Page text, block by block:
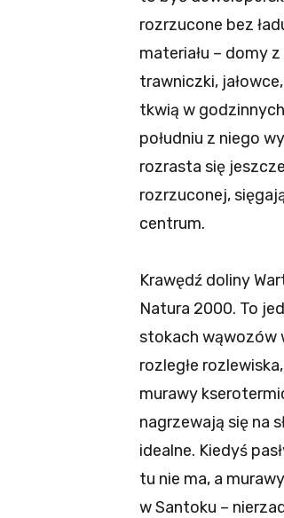
rozrzucone bez
materiału – domy
trawniczki,
tkwią w
południu z niego
rozrasta się
rozrzuconej,
centrum.
Krawędź doliny
Natura 2000. To
stokach wąwozów
rozległe
murawy
nagrzewają się na
idealne. Kiedyś
tu nie ma, a
w Santoku –